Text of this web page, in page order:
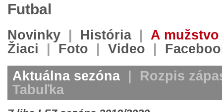
Futbal
Novinky História| A mužstvo
Žiaci
Foto Video
Aktuálna sezóna
Rozpis
Tabuľka